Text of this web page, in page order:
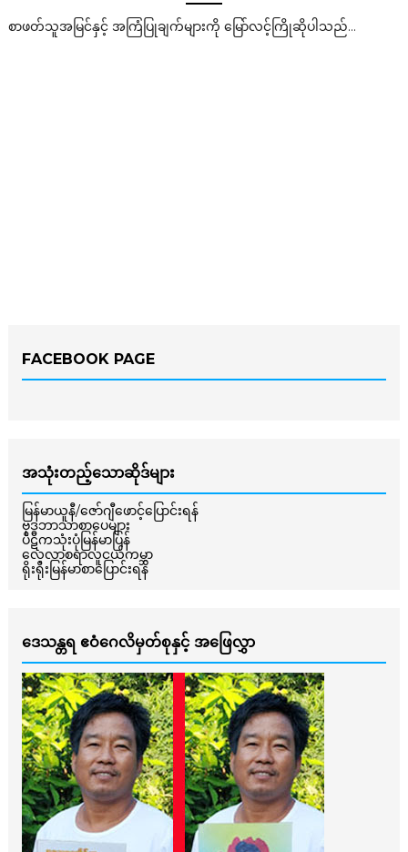
စာဖတ်သူအမြင်နှင့် အကြံပြုချက်များကို မြော်လင့်ကြိုဆိုပါသည်...
FACEBOOK PAGE
အသုံးတည့်သောဆိုဒ်များ
မြန်မာယူနီ/ဇော်ဂျီဖောင့်ပြောင်းရန်
ဗုဒ္ဓဘာသာစာပေများ
ပိဋကသုံးပုံမြန်မာပြန်
လေ့လာစရာလူငယ်ကမ္ဘာ
ရိုးရိုးမြန်မာစာပြောင်းရန်
ဒေသန္တရ ဧဝံဂေလိမှတ်စုနှင့် အဖြေလွှာ